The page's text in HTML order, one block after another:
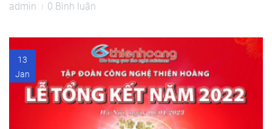
admin
0 Bình luận
13
Jan